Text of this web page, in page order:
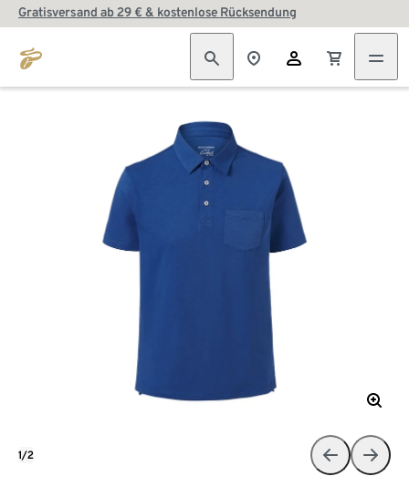
Gratisversand ab 29 € & kostenlose Rücksendung
1/2